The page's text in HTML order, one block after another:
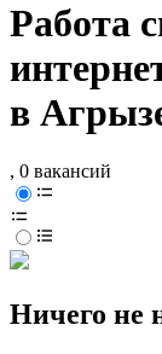
Работа
в
, 0 вакансий
Ничего не